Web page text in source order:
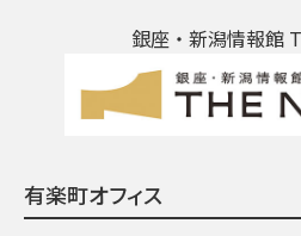
銀座・新潟情報館
有楽町オフィス